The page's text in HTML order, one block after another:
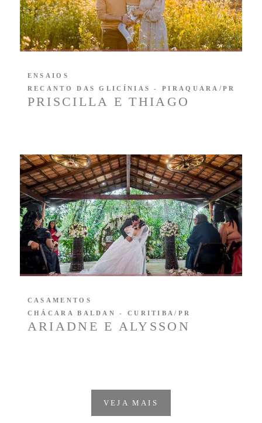
PRISCILLA E THIAGO
ENSAIOS
RECANTO DAS GLICÍNIAS - PIRAQUARA/PR
ARIADNE E ALYSSON
CASAMENTOS
CHÁCARA BALDAN - CURITIBA/PR
VEJA MAIS